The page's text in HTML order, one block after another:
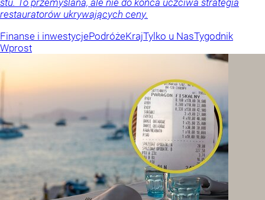
stu. To przemyślana, ale nie do końca uczciwa strategia
restauratorów ukrywających ceny.
Finanse i inwestycjePodróżeKrajTylko u NasTygodnik
Wprost